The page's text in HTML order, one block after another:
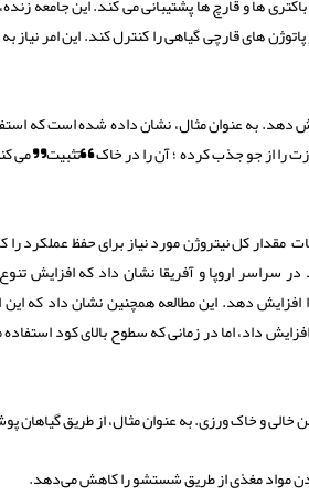
ها و قارچ ها پشتیبانی می کند. این جامعه
های قارچی گیاهی را کنترل کند. این امر
دهد. به عنوان مثال، نشان داده شده است که
افزایش می دهد (۱)؛ زیرا حبوبات ازت را از جو جذب کرده ؛ آن را در
در سراسر اروپا و آفریقا نشان داد که افزایش
افزایش دهد. این مطالعه همچنین نشان داد که این
داد، اما در زمانی که سطوح بالای کود
خالی و خاک ورزی. به عنوان مثال، از طریق گیاهان
مواد مغذی از طریق شستشو را کاهش می‌دهد.